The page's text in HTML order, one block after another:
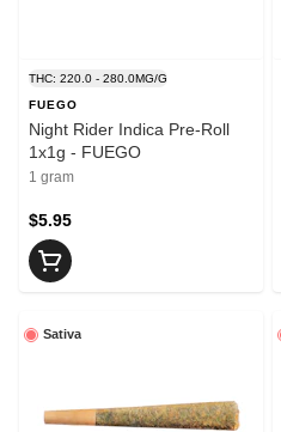
THC: 220.0 - 280.0MG/G
FUEGO
Night Rider Indica Pre-Roll
1x1g - FUEGO
1 gram
$5.95
Sativa